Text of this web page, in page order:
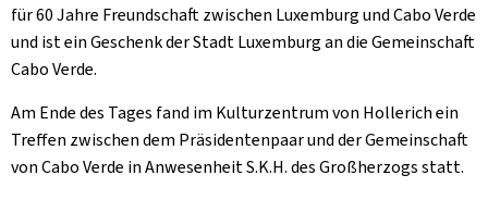
für 60 Jahre Freundschaft zwischen Luxemburg und Cabo Verde
und ist ein Geschenk der Stadt Luxemburg an die Gemeinschaft
Cabo Verde.
Am Ende des Tages fand im Kulturzentrum von Hollerich ein
Treffen zwischen dem Präsidentenpaar und der Gemeinschaft
von Cabo Verde in Anwesenheit S.K.H. des Großherzogs statt.